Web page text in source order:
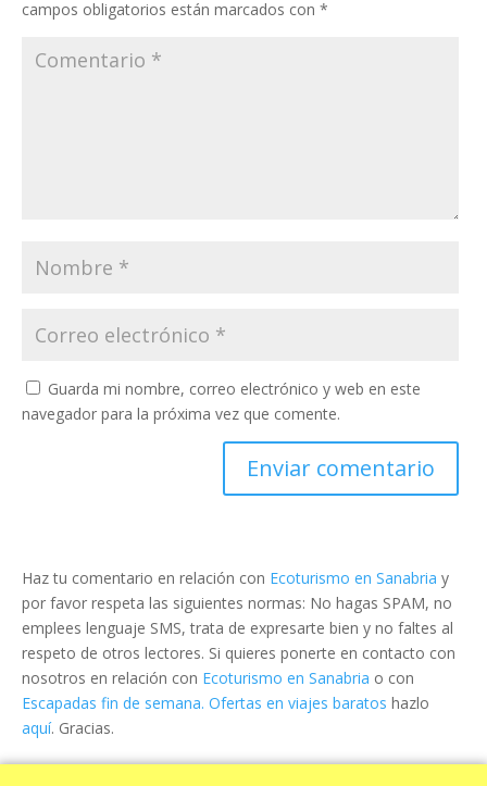
campos obligatorios están marcados con *
Guarda mi nombre, correo electrónico y web en este
navegador para la próxima vez que comente.
Haz tu comentario en relación con Ecoturismo en Sanabria y
por favor respeta las siguientes normas: No hagas SPAM, no
emplees lenguaje SMS, trata de expresarte bien y no faltes al
respeto de otros lectores. Si quieres ponerte en contacto con
nosotros en relación con Ecoturismo en Sanabria o con
Escapadas fin de semana. Ofertas en viajes baratos hazlo
aquí. Gracias.